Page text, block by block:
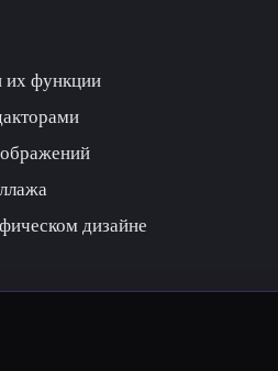
их функции
дизайне